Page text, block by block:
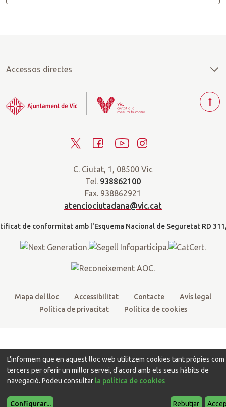
Accessos directes
i
t
t
c
e
b
o
k
Y
u
t
u
s
a
a
m
C. Ciutat, 1, 08500 Vic
Tel. 938862100
Fax. 938862921
atenciociutadana@vic.cat
Mapa del lloc Accessibilitat Contacte
Avís legal
Política de privacitat
Política de cookies
T
t
L'informem que en aquest lloc web utilitzem cookies tant pròpies com
tercers per oferir un millor servei, d'acord amb els seus hàbits de
navegació. Podeu consultar la política de cookies
Configurar... Rebutjar